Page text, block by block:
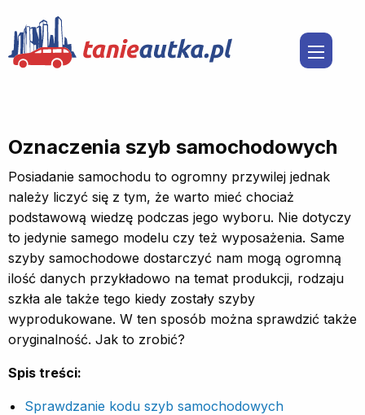
Oznaczenia szyb samochodowych
Posiadanie samochodu to ogromny przywilej jednak
należy liczyć się z tym, że warto mieć chociaż
podstawową wiedzę podczas jego wyboru. Nie dotyczy
to jedynie samego modelu czy też wyposażenia. Same
szyby samochodowe dostarczyć nam mogą ogromną
ilość danych przykładowo na temat produkcji, rodzaju
szkła ale także tego kiedy zostały szyby
wyprodukowane. W ten sposób można sprawdzić także
oryginalność. Jak to zrobić?
Spis treści:
Sprawdzanie kodu szyb samochodowych